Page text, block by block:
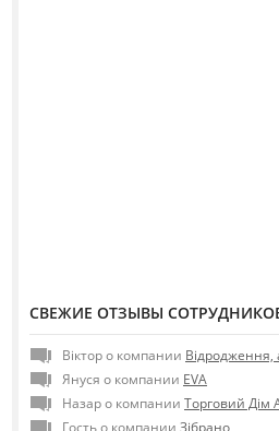
СВЕЖИЕ ОТЗЫВЫ
Віктор о компании Відродження,
Януся о компании EVA
Назар о компании Торговий Дім
Гость о компании Зібрано